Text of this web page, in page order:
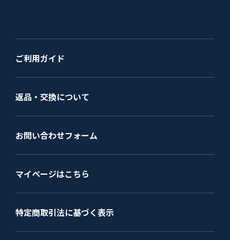
ご利用ガイド
返品・交換について
お問い合わせフォーム
マイページはこちら
特定商取引法に基づく表示